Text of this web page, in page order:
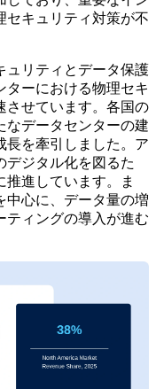
セキュリティ対策が不
ュリティとデータ保護
ターにおける物理セキ
させています。各国の
なデータセンターの建
長を牽引しました。ア
デジタル化を図るた
進しています。ま
中心に、データ量の増
ティングの導入が進む